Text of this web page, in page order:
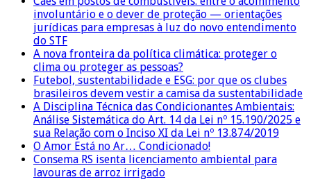
involuntário e o dever de proteção — orientações
jurídicas para empresas à luz do novo entendimento
do STF
A nova fronteira da política climática: proteger o
clima ou proteger as pessoas?
Futebol, sustentabilidade e ESG: por que os clubes
brasileiros devem vestir a camisa da sustentabilidade
A Disciplina Técnica das Condicionantes Ambientais:
Análise Sistemática do Art. 14 da Lei nº 15.190/2025 e
sua Relação com o Inciso XI da Lei nº 13.874/2019
O Amor Está no Ar… Condicionado!
Consema RS isenta licenciamento ambiental para
lavouras de arroz irrigado